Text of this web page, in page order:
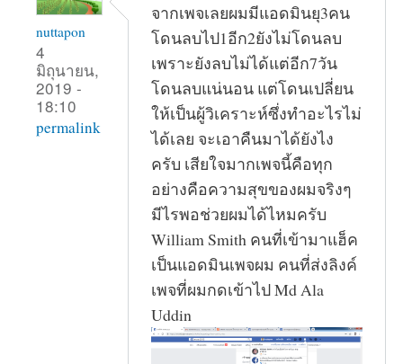
nuttapon
4
มิถุนายน,
2019 -
18:10
permalink
จากเพจเลยผมมีแอดมินยุ3คน
โดนลบไป1อีก2ยังไม่โดนลบ
เพราะยังลบไม่ได้แต่อีก7วัน
โดนลบแน่นอน แต่โดนเปลี่ยน
ให้เป็นผู้วิเคราะห์ซึ่งทำอะไรไม่
ได้เลย จะเอาคืนมาได้ยังไง
ครับ เสียใจมากเพจนี้คือทุก
อย่างคือความสุขของผมจริงๆ
มีไรพอช่วยผมได้ไหมครับ
William Smith คนที่เข้ามาแฮ็ค
เป็นแอดมินเพจผม คนที่ส่งลิงค์
เพจที่ผมกดเข้าไป Md Ala
Uddin